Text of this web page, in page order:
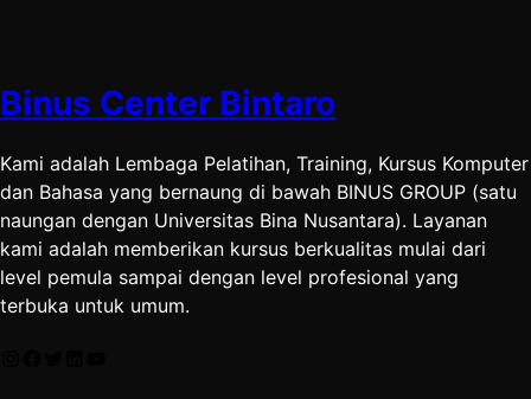
Binus Center Bintaro
Kami adalah Lembaga Pelatihan, Training, Kursus Komputer
dan Bahasa yang bernaung di bawah BINUS GROUP (satu
naungan dengan Universitas Bina Nusantara). Layanan
kami adalah memberikan kursus berkualitas mulai dari
level pemula sampai dengan level profesional yang
terbuka untuk umum.